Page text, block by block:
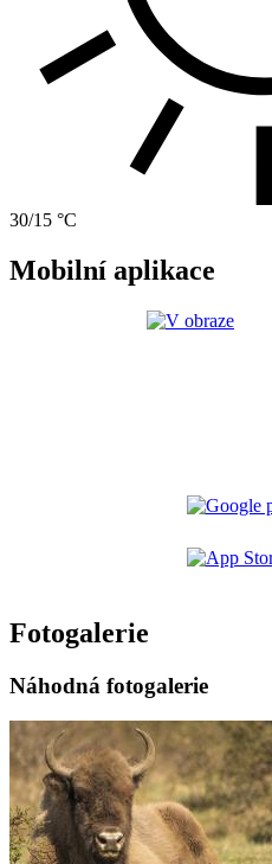
30/15 °C
Mobilní aplikace
Fotogalerie
Náhodná fotogalerie